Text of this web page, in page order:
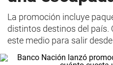
La promoción incluye
distintos destinos del país.
este medio para salir